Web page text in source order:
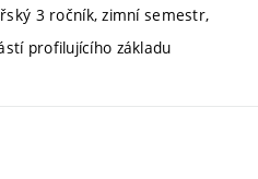
3 ročník, zimní semestr,
profilujícího základu